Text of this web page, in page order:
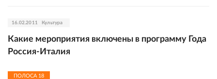
16.02.2011 Культура
Какие мероприятия включены в программу Года
Россия-Италия
ПОЛОСА 18